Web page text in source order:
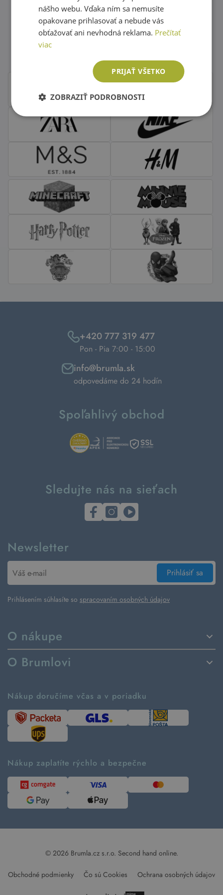
Obľúbené značky second hand
O nákupe
Spôsoby dodania a platby
Vrátenie tovaru a reklamácia
Návod ako nakupovať
Tabuľka veľkostí
Predávané značky
Kontakt
O Brumlovi
Ako tvoríme second hand
Časté otázky
Kde pomáhame
Udržateľnosť
Blog
Pre médiá
+420 777 319 477
Pon - Pia 7:00 - 15:00
info@brumla.sk
odpovedáme do 24 hodín
Spoľahlivý obchod
Sledujte nás na sieťach
Newsletter
Prihlásiť sa
Prihlásením súhlasíte so spracovaním osobných údajov
Nákup doručíme včas a v poriadku
Nákup zaplatíte rýchlo a bezpečne
© 2026 Brumla.cz s.r.o. Second hand online.
Obchodné podmienky Čo sú Cookies Ochrana osobných údajov
nášho webu. Vďaka ním sa nemusíte
opakovane prihlasovať a nebude vás
obťažovať ani nevhodná reklama. Prečítať
viac
PRIJAŤ VŠETKO
ZOBRAZIŤ PODROBNOSTI